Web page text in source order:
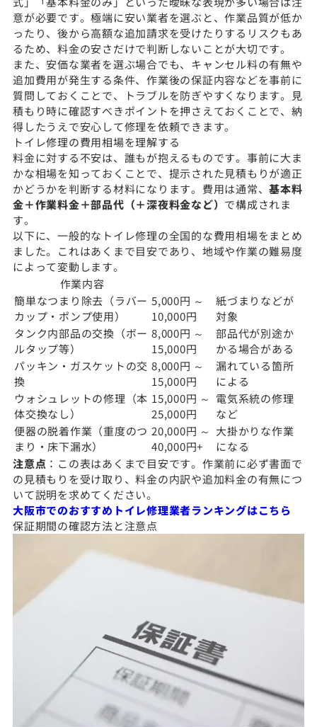
意が必要です。極端に安い業者を選ぶと、作業品質が低か
ったり、後から高額な追加請求を受けたりするリスクもあ
るため、料金の安さだけで判断しないことが大切です。
また、安価な業者を選ぶ場合でも、キャンセル料の有無や
追加費用が発生する条件、作業後の保証内容などを事前に
質問しておくことで、トラブルを防ぎやすくなります。見
積もり時に確認すべきポイントを押さえておくことで、納
得したうえで安心して修理を依頼できます。
トイレ修理の費用相場を理解する
料金に対する不安は、誰もが抱えるものです。事前に大ま
かな相場を知っておくことで、提示された見積もりが適正
かどうかを判断する材料になります。費用は通常、基本料
金＋作業料金＋部品代（＋深夜料金など） で構成されま
す。
以下に、一般的なトイレ修理の全国的な費用相場をまとめ
ました。これはあくまで目安であり、地域や作業の難易度
によって変動します。
作業内容
簡単なつまり除去（ラバー
カップ・ポンプ使用）
5,000円 ～
10,000円
紙づまりなどが
対象
タンク内部品の交換（ボー
ルタップ等）
8,000円 ～
15,000円
部品代が別途か
かる場合がある
パッキン・ガスケットの交
換
8,000円 ～
15,000円
漏れている箇所
による
ウォシュレットの修理（本
体交換なし）
15,000円 ～
25,000円
電気系統の修理
など
便器の脱着作業（重度のつ
まり・床下漏水）
20,000円 ～
40,000円+
大掛かりな作業
になる
注意点 ：この表はあくまで目安です。作業前に必ず書面で
の見積もりを受け取り、料金の内訳や追加料金の有無につ
いて説明を求めてください。
大阪市でのおすすめトイレ修理業者ランキングはこちら
保証期間の確認方法と注意点